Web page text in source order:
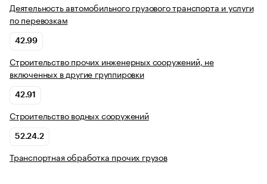
Деятельность автомобильного грузового транспорта и услуги
по перевозкам
42.99
Строительство прочих инженерных сооружений, не
включенных в другие группировки
42.91
Строительство водных сооружений
52.24.2
Транспортная обработка прочих грузов